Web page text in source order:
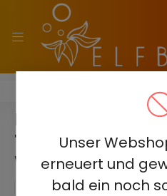
Unser
erneuert und
bald ein noch
ELF BAR
ELF BAR